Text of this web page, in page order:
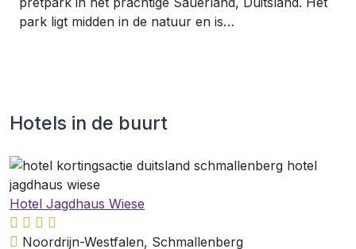
park ligt midden in de natuur en is…
Hotels in de buurt
Hotel Jagdhaus Wiese
Noordrijn-Westfalen, Schmallenberg